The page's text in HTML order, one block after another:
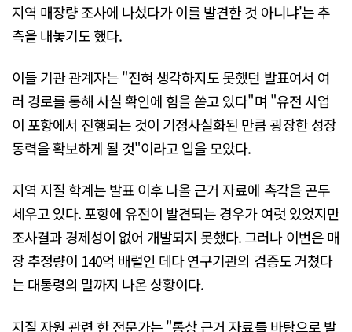
지역 매장량 조사에 나섰다가 이를 발견한 것 아니냐'는 추
측을 내놓기도 했다.
이들 기관 관계자는 "전혀 생각하지도 못했던 발표여서 여
러 경로를 통해 사실 확인에 힘을 쏟고 있다"며 "유전 사업
이 포항에서 진행되는 것이 기정사실화된 만큼 굉장한 성장
동력을 확보하게 될 것"이라고 입을 모았다.
지역 지질 학계는 발표 이후 나올 근거 자료에 촉각을 곤두
세우고 있다. 포항에 유전이 발견되는 경우가 여럿 있었지만
조사결과 경제성이 없어 개발되지 못했다. 그러나 이번은 매
장 추정량이 140억 배럴인 데다 연구기관의 검증도 거쳤다
는 대통령의 말까지 나온 상황이다.
지질 자원 관련 한 전문가는 "통상 근거 자료를 바탕으로 발